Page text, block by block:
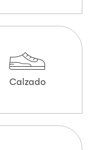
Calzado